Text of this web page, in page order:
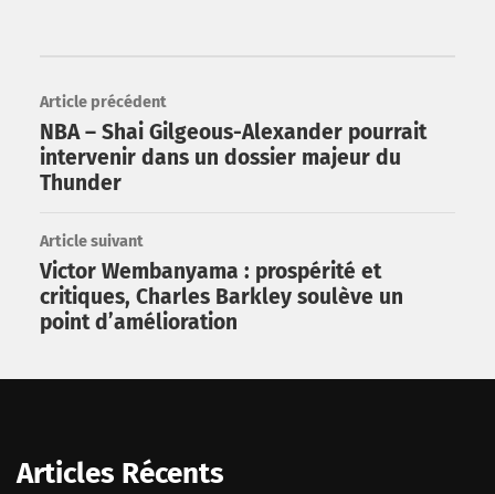
Articles Récents
Article précédent
NBA – Shai Gilgeous-Alexander pourrait
intervenir dans un dossier majeur du
Thunder
Article suivant
Victor Wembanyama : prospérité et
critiques, Charles Barkley soulève un
point d’amélioration